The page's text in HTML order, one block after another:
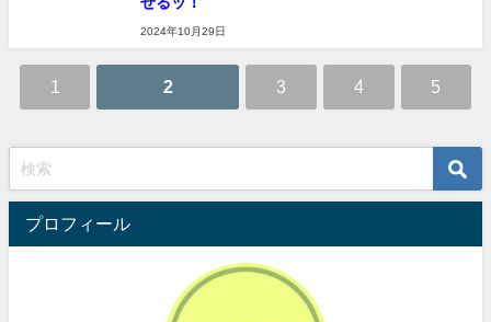
2024年10月29日
1 2 3 4 5
プロフィール